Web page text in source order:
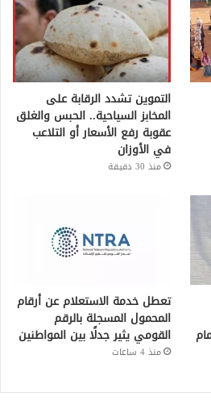
التموين تشدد الرقابة على
المخابز السياحية.. الحبس والغلق
عقوبة رفع الأسعار أو التلاعب
في الأوزان
منذ 30 دقيقة
تعطل خدمة الاستعلام عن أرقام
المحمول المسجلة بالرقم
القومي يثير جدلًا بين المواطنين
منذ 4 ساعات